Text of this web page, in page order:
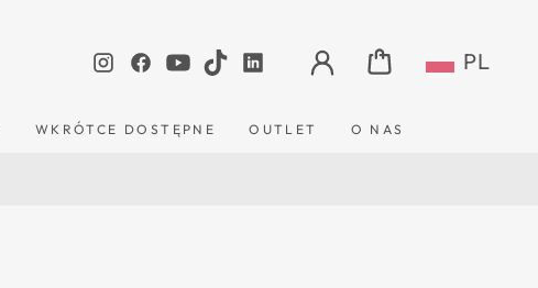
InstagramFacebook
YouTube
TikTok LinkedIn ZALOGUJ SIĘ PL
WKRÓTCE DOSTĘPNE OUTLET O NAS